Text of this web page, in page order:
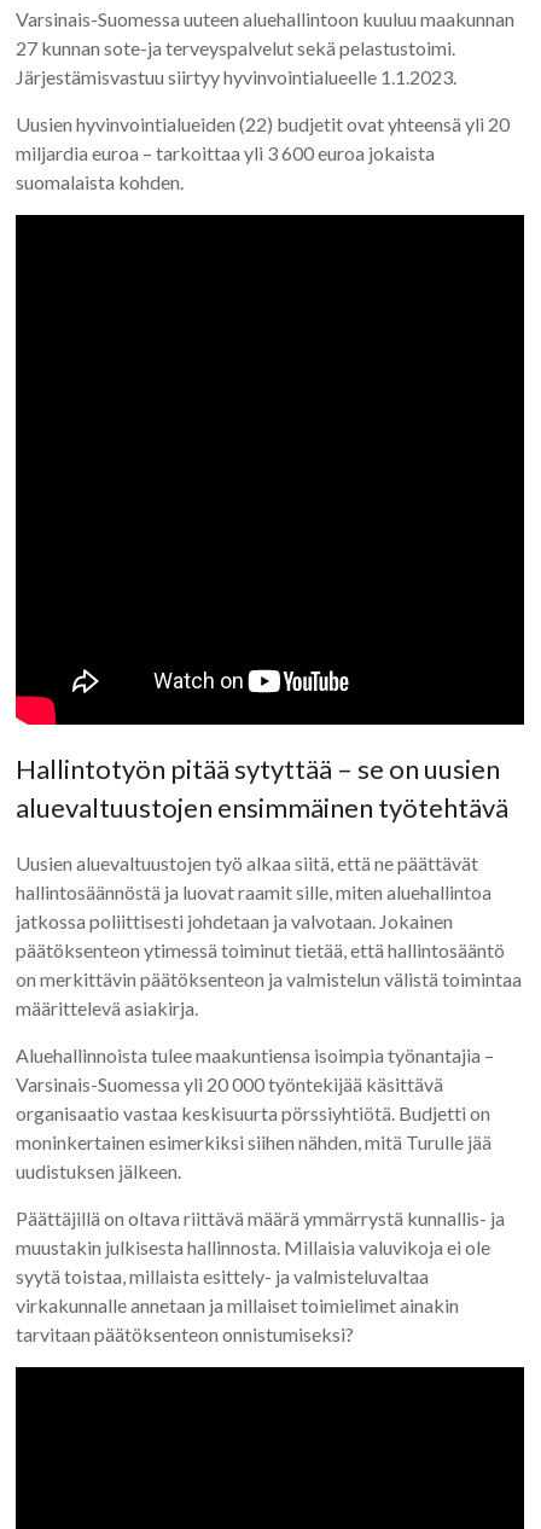
Varsinais-Suomessa uuteen aluehallintoon kuuluu maakunnan
27 kunnan sote-ja terveyspalvelut sekä pelastustoimi.
Järjestämisvastuu siirtyy hyvinvointialueelle 1.1.2023.
Uusien hyvinvointialueiden (22) budjetit ovat yhteensä yli 20
miljardia euroa – tarkoittaa yli 3 600 euroa jokaista
suomalaista kohden.
Hallintotyön pitää sytyttää – se on uusien
aluevaltuustojen ensimmäinen työtehtävä
Uusien aluevaltuustojen työ alkaa siitä, että ne päättävät
hallintosäännöstä ja luovat raamit sille, miten aluehallintoa
jatkossa poliittisesti johdetaan ja valvotaan. Jokainen
päätöksenteon ytimessä toiminut tietää, että hallintosääntö
on merkittävin päätöksenteon ja valmistelun välistä toimintaa
määrittelevä asiakirja.
Aluehallinnoista tulee maakuntiensa isoimpia työnantajia –
Varsinais-Suomessa yli 20 000 työntekijää käsittävä
organisaatio vastaa keskisuurta pörssiyhtiötä. Budjetti on
moninkertainen esimerkiksi siihen nähden, mitä Turulle jää
uudistuksen jälkeen.
Päättäjillä on oltava riittävä määrä ymmärrystä kunnallis- ja
muustakin julkisesta hallinnosta. Millaisia valuvikoja ei ole
syytä toistaa, millaista esittely- ja valmisteluvaltaa
virkakunnalle annetaan ja millaiset toimielimet ainakin
tarvitaan päätöksenteon onnistumiseksi?